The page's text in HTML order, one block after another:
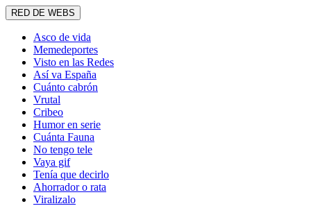
RED DE WEBS
Asco de vida
Memedeportes
Visto en las Redes
Así va España
Cuánto cabrón
Vrutal
Cribeo
Humor en serie
Cuánta Fauna
No tengo tele
Vaya gif
Tenía que decirlo
Ahorrador o rata
Viralizalo